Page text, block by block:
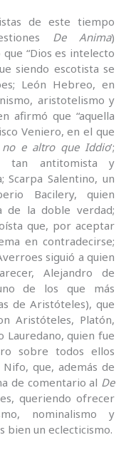
de este tiempo
De Anima)
“Dios es intelecto
siendo escotista se
León Hebreo, en
aristotelismo y
afirmó que “aquella
Veniero, en el que
no e altro que Iddio’;
tan antitomista y
Scarpa Salentino, un
Bacilery, quien
de la doble verdad;
que, por aceptar
en contradecirse;
siguió a quien
Alejandro de
de los que más
de Aristóteles), que
Aristóteles, Platón,
Lauredano, quien fue
sobre todos ellos
que, además de
de comentario al De
queriendo ofrecer
nominalismo y
bien un eclecticismo.